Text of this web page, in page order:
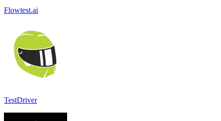
Flowtest.ai
TestDriver